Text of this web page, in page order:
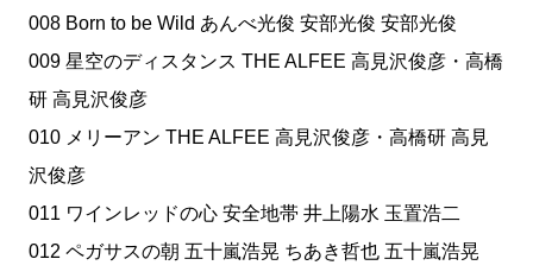
008 Born to be Wild あんべ光俊 安部光俊 安部光俊
009 星空のディスタンス THE ALFEE 高見沢俊彦・高橋
研 高見沢俊彦
010 メリーアン THE ALFEE 高見沢俊彦・高橋研 高見
沢俊彦
011 ワインレッドの心 安全地帯 井上陽水 玉置浩二
012 ペガサスの朝 五十嵐浩晃 ちあき哲也 五十嵐浩晃